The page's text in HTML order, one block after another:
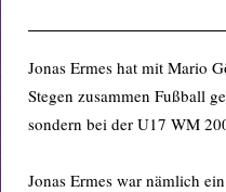
Jonas Ermes hat mit Mario
Stegen zusammen Fußball
sondern bei der U17 WM
Jonas Ermes war nämlich